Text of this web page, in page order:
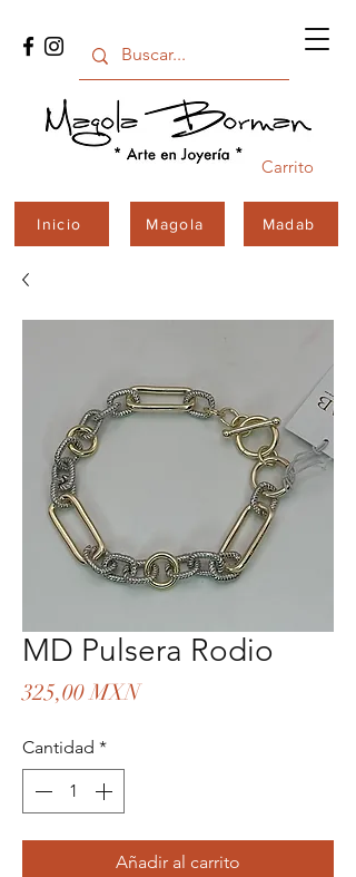
Carrito
Inicio Magola Madab
MD Pulsera Rodio
325,00 MXNPrecio
Cantidad *
Añadir al carrito